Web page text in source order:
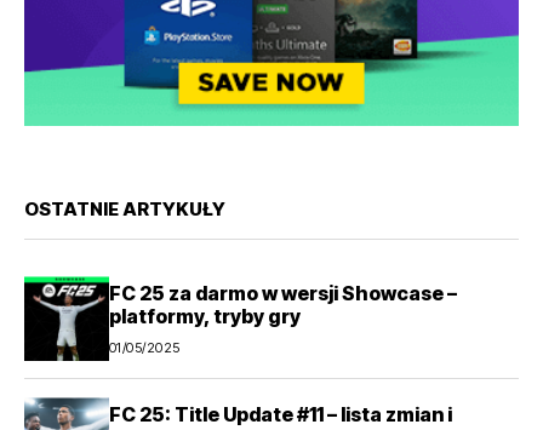
OSTATNIE ARTYKUŁY
FC 25 za darmo w wersji Showcase –
platformy, tryby gry
01/05/2025
FC 25: Title Update #11 – lista zmian i